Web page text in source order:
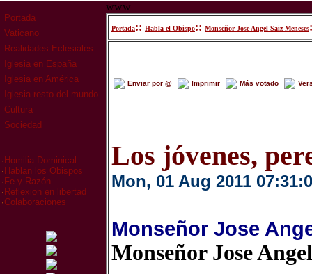
Portada
Vaticano
Realidades Eclesiales
Iglesia en España
Iglesia en América
Iglesia resto del mundo
Cultura
Sociedad
· Homilia Dominical
· Hablan los Obispos
· Fe y Razón
· Reflexion en libertad
·Colaboraciones
www
Portada:: Habla el Obispo:: Monseñor Jose Angel Saiz Meneses
Enviar por @ Imprimir Más votado
Los jóvenes,
Mon, 01 Aug 2011
Monseñor Jose
Monseñor Jose